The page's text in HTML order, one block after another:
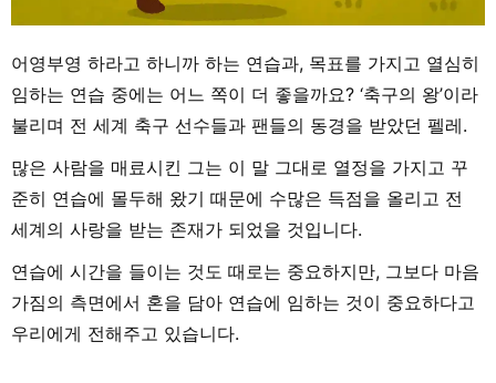
어영부영 하라고 하니까 하는 연습과, 목표를 가지고 열심히
임하는 연습 중에는 어느 쪽이 더 좋을까요? ‘축구의 왕’이라
불리며 전 세계 축구 선수들과 팬들의 동경을 받았던 펠레.
많은 사람을 매료시킨 그는 이 말 그대로 열정을 가지고 꾸
준히 연습에 몰두해 왔기 때문에 수많은 득점을 올리고 전
세계의 사랑을 받는 존재가 되었을 것입니다.
연습에 시간을 들이는 것도 때로는 중요하지만, 그보다 마음
가짐의 측면에서 혼을 담아 연습에 임하는 것이 중요하다고
우리에게 전해주고 있습니다.